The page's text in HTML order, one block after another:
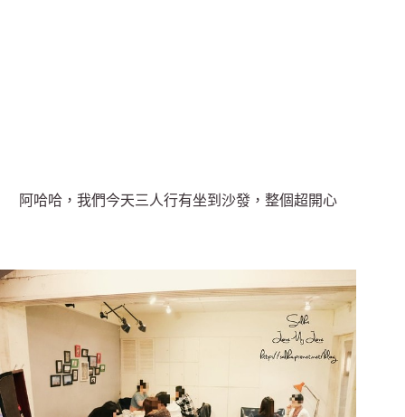
阿哈哈，我們今天三人行有坐到沙發，整個超開心